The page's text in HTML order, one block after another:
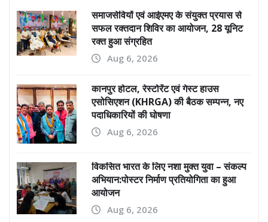
समाजसेवियों एवं आईएमए के संयुक्त प्रयास से
सफल रक्तदान शिविर का आयोजन, 28 यूनिट
रक्त हुआ संग्रहित
Aug 6, 2026
कानपुर होटल, रेस्टोरेंट एवं गेस्ट हाउस
एसोसिएशन (KHRGA) की बैठक सम्पन्न, नए
पदाधिकारियों की घोषणा
विकसित भारत के लिए नशा मुक्त युवा – संकल्प
अभियान:पोस्टर निर्माण प्रतियोगिता का हुआ
आयोजन
Aug 6, 2026